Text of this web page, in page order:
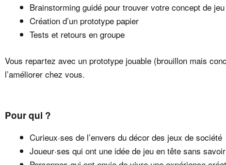
Brainstorming guidé pour trouver votre concept de jeu
Création d’un prototype papier
Tests et retours en groupe
Vous repartez avec un prototype jouable (brouillon mais
l’améliorer chez vous.
Pour qui ?
Curieux·ses de l’envers du décor des jeux de société
Joueur·ses qui ont une idée de jeu en tête sans